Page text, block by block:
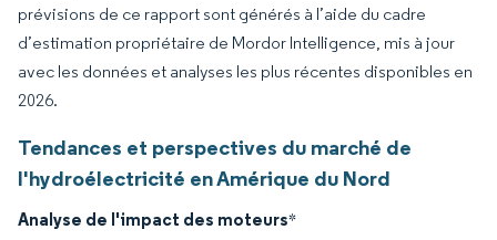
prévisions de ce rapport sont générés à l’aide du cadre
d’estimation propriétaire de Mordor Intelligence, mis à jour
avec les données et analyses les plus récentes disponibles en
2026.
Tendances et perspectives du marché de
l'hydroélectricité en Amérique du Nord
Analyse de l'impact des moteurs*